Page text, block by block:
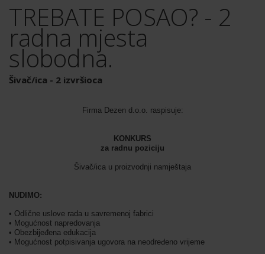
TREBATE POSAO? - 2
radna mjesta
slobodna.
Šivač/ica - 2 izvršioca
Firma Dezen d.o.o. raspisuje:
KONKURS
za radnu poziciju
Šivač/ica u proizvodnji namještaja
NUDIMO:
• Odlične uslove rada u savremenoj fabrici
• Mogućnost napredovanja
• Obezbijeđena edukacija
• Mogućnost potpisivanja ugovora na neodređeno vrijeme